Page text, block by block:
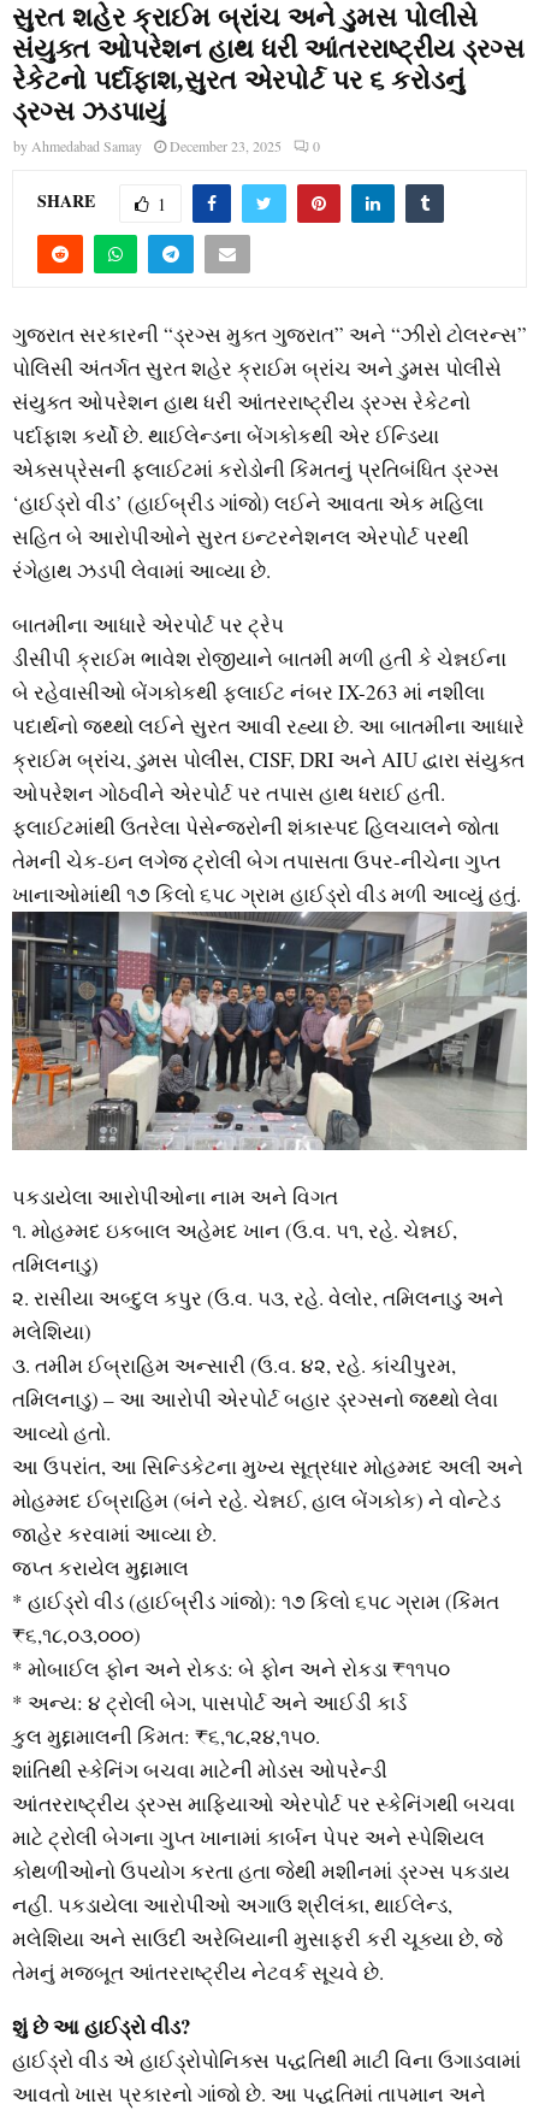
સુરત શહેર ક્રાઈમ બ્રાંચ અને ડુમસ પોલીસે
સંયુક્ત ઓપરેશન હાથ ધરી આંતરરાષ્ટ્રીય ડ્રગ્સ
રેકેટનો પર્દાફાશ,સુરત એરપોર્ટ પર ૬ કરોડનું
ડ્રગ્સ ઝડપાયું
by Ahmedabad Samay December 23, 2025 0
SHARE 1
ગુજરાત સરકારની “ડ્રગ્સ મુક્ત ગુજરાત” અને “ઝીરો ટોલરન્સ”
પોલિસી અંતર્ગત સુરત શહેર ક્રાઈમ બ્રાંચ અને ડુમસ પોલીસે
સંયુક્ત ઓપરેશન હાથ ધરી આંતરરાષ્ટ્રીય ડ્રગ્સ રેકેટનો
પર્દાફાશ કર્યો છે. થાઈલેન્ડના બેંગકોકથી એર ઈન્ડિયા
એક્સપ્રેસની ફ્લાઈટમાં કરોડોની કિંમતનું પ્રતિબંધિત ડ્રગ્સ
‘હાઈડ્રો વીડ’ (હાઈબ્રીડ ગાંજો) લઈને આવતા એક મહિલા
સહિત બે આરોપીઓને સુરત ઇન્ટરનેશનલ એરપોર્ટ પરથી
રંગેહાથ ઝડપી લેવામાં આવ્યા છે.
બાતમીના આધારે એરપોર્ટ પર ટ્રેપ
ડીસીપી ક્રાઈમ ભાવેશ રોજીયાને બાતમી મળી હતી કે ચેન્નઈના
બે રહેવાસીઓ બેંગકોકથી ફ્લાઈટ નંબર IX-263 માં નશીલા
પદાર્થનો જથ્થો લઈને સુરત આવી રહ્યા છે. આ બાતમીના આધારે
ક્રાઈમ બ્રાંચ, ડુમસ પોલીસ, CISF, DRI અને AIU દ્વારા સંયુક્ત
ઓપરેશન ગોઠવીને એરપોર્ટ પર તપાસ હાથ ધરાઈ હતી.
ફ્લાઈટમાંથી ઉતરેલા પેસેન્જરોની શંકાસ્પદ હિલચાલને જોતા
તેમની ચેક-ઇન લગેજ ટ્રોલી બેગ તપાસતા ઉપર-નીચેના ગુપ્ત
ખાનાઓમાંથી ૧૭ કિલો ૬૫૮ ગ્રામ હાઈડ્રો વીડ મળી આવ્યું હતું.
પકડાયેલા આરોપીઓના નામ અને વિગત
૧. મોહમ્મદ ઇકબાલ અહેમદ ખાન (ઉ.વ. ૫૧, રહે. ચેન્નઈ,
તમિલનાડુ)
૨. રાસીયા અબ્દુલ કપુર (ઉ.વ. ૫૩, રહે. વેલોર, તમિલનાડુ અને
મલેશિયા)
૩. તમીમ ઈબ્રાહિમ અન્સારી (ઉ.વ. ૪૨, રહે. કાંચીપુરમ,
તમિલનાડુ) – આ આરોપી એરપોર્ટ બહાર ડ્રગ્સનો જથ્થો લેવા
આવ્યો હતો.
આ ઉપરાંત, આ સિન્ડિકેટના મુખ્ય સૂત્રધાર મોહમ્મદ અલી અને
મોહમ્મદ ઈબ્રાહિમ (બંને રહે. ચેન્નઈ, હાલ બેંગકોક) ને વોન્ટેડ
જાહેર કરવામાં આવ્યા છે.
જપ્ત કરાયેલ મુદ્દામાલ
* હાઈડ્રો વીડ (હાઈબ્રીડ ગાંજો): ૧૭ કિલો ૬૫૮ ગ્રામ (કિંમત
₹૬,૧૮,૦૩,૦૦૦)
* મોબાઈલ ફોન અને રોકડ: બે ફોન અને રોકડા ₹૧૧૫૦
* અન્ય: ૪ ટ્રોલી બેગ, પાસપોર્ટ અને આઈડી કાર્ડ
કુલ મુદ્દામાલની કિંમત: ₹૬,૧૮,૨૪,૧૫૦.
શાંતિથી સ્કેનિંગ બચવા માટેની મોડસ ઓપરેન્ડી
આંતરરાષ્ટ્રીય ડ્રગ્સ માફિયાઓ એરપોર્ટ પર સ્કેનિંગથી બચવા
માટે ટ્રોલી બેગના ગુપ્ત ખાનામાં કાર્બન પેપર અને સ્પેશિયલ
કોથળીઓનો ઉપયોગ કરતા હતા જેથી મશીનમાં ડ્રગ્સ પકડાય
નહીં. પકડાયેલા આરોપીઓ અગાઉ શ્રીલંકા, થાઈલેન્ડ,
મલેશિયા અને સાઉદી અરેબિયાની મુસાફરી કરી ચૂક્યા છે, જે
તેમનું મજબૂત આંતરરાષ્ટ્રીય નેટવર્ક સૂચવે છે.
શું છે આ હાઈડ્રો વીડ?
હાઈડ્રો વીડ એ હાઈડ્રોપોનિક્સ પદ્ધતિથી માટી વિના ઉગાડવામાં
આવતો ખાસ પ્રકારનો ગાંજો છે. આ પદ્ધતિમાં તાપમાન અને